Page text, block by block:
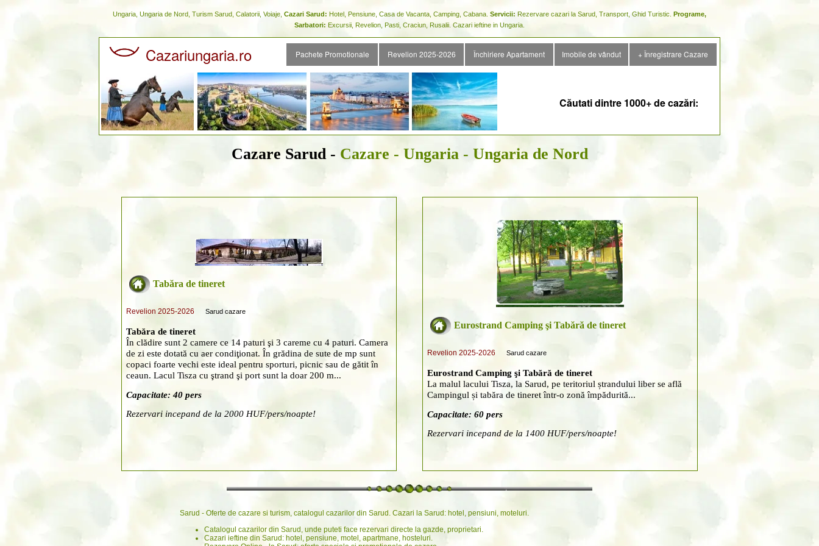
Ungaria, Ungaria de Nord, Turism Sarud, Calatorii, Voiaje, Cazari Sarud: Hotel, Pensiune, Casa de Vacanta, Camping, Cabana. Servicii: Rezervare cazari la Sarud, Transport, Ghid Turistic. Programe,
Sarbatori: Excursii, Revelion, Pasti, Craciun, Rusalii. Cazari ieftine in Ungaria.
Cazariungaria.ro Pachete Promotionale Revelion 2025-2026 Închiriere Apartament Imobile de vândut + Înregistrare Cazare
Căutati dintre 1000+ de cazări:
Cazare Sarud - Cazare - Ungaria - Ungaria de Nord
Tabăra de tineret
Revelion 2025-2026 Sarud cazare
Tabăra de tineret
În clădire sunt 2 camere ce 14 paturi şi 3 careme cu 4 paturi. Camera
de zi este dotată cu aer condiţionat. În grădina de sute de mp sunt
copaci foarte vechi este ideal pentru sporturi, picnic sau de gătit în
ceaun. Lacul Tisza cu ştrand şi port sunt la doar 200 m...
Capacitate: 40 pers
Rezervari incepand de la 2000 HUF/pers/noapte!
Eurostrand Camping şi Tabără de tineret
Revelion 2025-2026 Sarud cazare
Eurostrand Camping şi Tabără de tineret
La malul lacului Tisza, la Sarud, pe teritoriul ștrandului liber se află
Campingul și tabăra de tineret într-o zonă împădurită...
Capacitate: 60 pers
Rezervari incepand de la 1400 HUF/pers/noapte!
Sarud - Oferte de cazare si turism, catalogul cazarilor din Sarud. Cazari la Sarud: hotel, pensiuni, moteluri.
Catalogul cazarilor din Sarud, unde puteti face rezervari directe la gazde, proprietari.
Cazari ieftine din Sarud: hotel, pensiune, motel, apartmane, hosteluri.